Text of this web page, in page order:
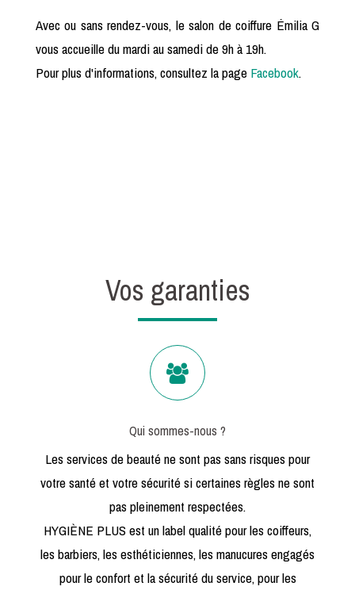
Avec ou sans rendez-vous, le salon de coiffure Émilia G
vous accueille du mardi au samedi de 9h à 19h.
Pour plus d'informations, consultez la page Facebook.
Vos garanties
Qui sommes-nous ?
Les services de beauté ne sont pas sans risques pour
votre santé et votre sécurité si certaines règles ne sont
pas pleinement respectées.
HYGIÈNE PLUS est un label qualité pour les coiffeurs,
les barbiers, les esthéticiennes, les manucures engagés
pour le confort et la sécurité du service, pour les